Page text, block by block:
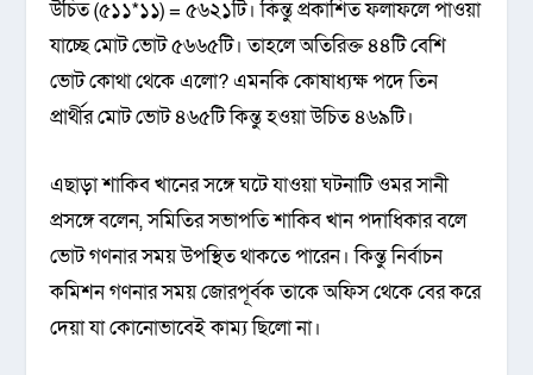
উচিত (৫১১*১১) = ৫৬২১টি। কিন্তু প্রকাশিত ফলাফলে পাওয়া
যাচ্ছে মোট ভোট ৫৬৬৫টি। তাহলে অতিরিক্ত ৪৪টি বেশি
ভোট কোথা থেকে এলো? এমনকি কোষাধ্যক্ষ পদে তিন
প্রার্থীর মোট ভোট ৪৬৫টি কিন্তু হওয়া উচিত ৪৬৯টি।
এছাড়া শাকিব খানের সঙ্গে ঘটে যাওয়া ঘটনাটি ওমর সানী
প্রসঙ্গে বলেন, সমিতির সভাপতি শাকিব খান পদাধিকার বলে
ভোট গণনার সময় উপস্থিত থাকতে পারেন। কিন্তু নির্বাচন
কমিশন গণনার সময় জোরপূর্বক তাকে অফিস থেকে বের করে
দেয়া যা কোনোভাবেই কাম্য ছিলো না।